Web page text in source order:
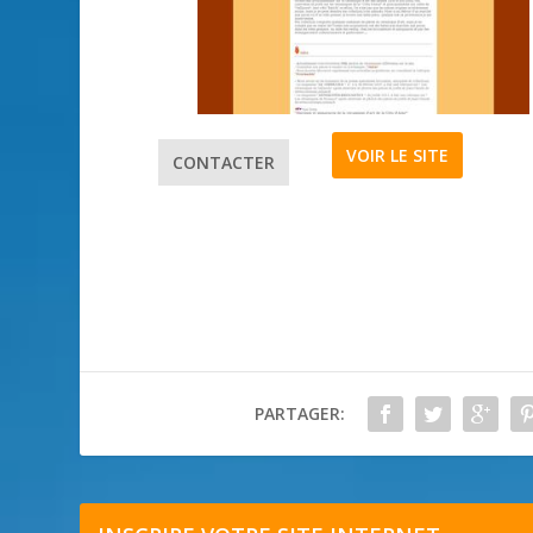
CONTACTER VOIR LE SITE
PARTAGER: